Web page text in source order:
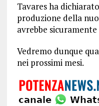
Tavares ha
produzione della
avrebbe sicuramente
Vedremo dunque
nei prossimi mesi.